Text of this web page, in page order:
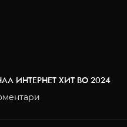
ИНТЕРНЕТ ХИТ ВО 2024